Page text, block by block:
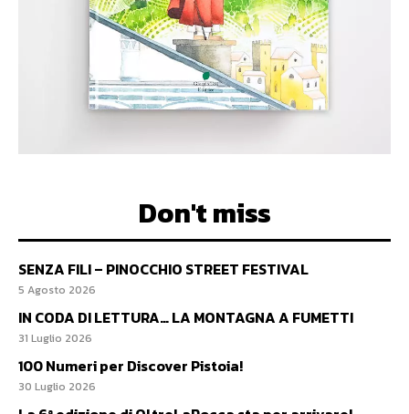
Don't miss
SENZA FILI – PINOCCHIO STREET FESTIVAL
5 Agosto 2026
IN CODA DI LETTURA… LA MONTAGNA A FUMETTI
31 Luglio 2026
100 Numeri per Discover Pistoia!
30 Luglio 2026